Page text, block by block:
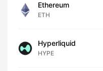
Ethereum
ETH
Hyperliquid
HYPE